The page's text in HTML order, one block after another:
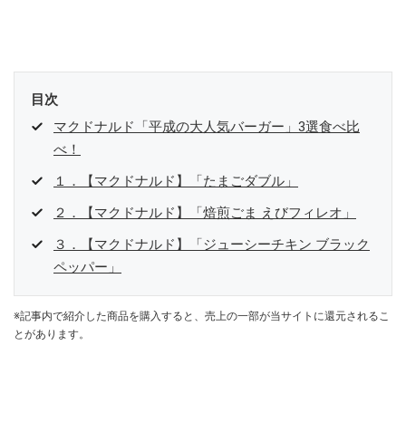
目次
マクドナルド「平成の大人気バーガー」3選食べ比
べ！
１．【マクドナルド】「たまごダブル」
２．【マクドナルド】「焙煎ごま えびフィレオ」
３．【マクドナルド】「ジューシーチキン ブラック
ペッパー」
※記事内で紹介した商品を購入すると、売上の一部が当サイトに還元されるこ
とがあります。